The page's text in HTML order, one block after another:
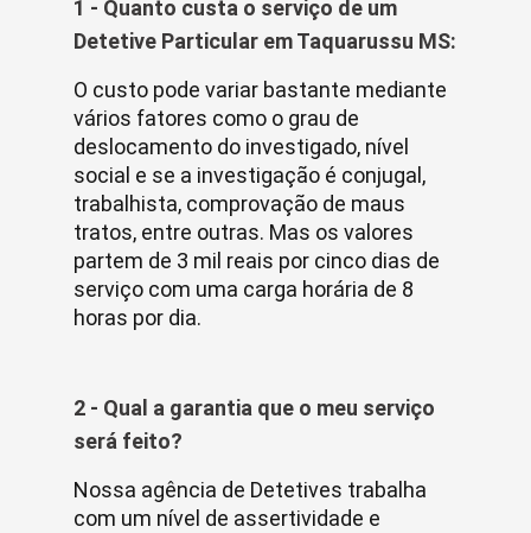
1 - Quanto custa o serviço de um
Detetive Particular em Taquarussu MS:
O custo pode variar bastante mediante
vários fatores como o grau de
deslocamento do investigado, nível
social e se a investigação é conjugal,
trabalhista, comprovação de maus
tratos, entre outras. Mas os valores
partem de 3 mil reais por cinco dias de
serviço com uma carga horária de 8
horas por dia.
2 - Qual a garantia que o meu serviço
será feito?
Nossa agência de Detetives trabalha
com um nível de assertividade e